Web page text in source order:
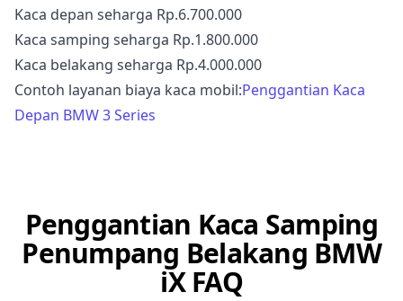
Kaca depan seharga Rp.6.700.000
Kaca samping seharga Rp.1.800.000
Kaca belakang seharga Rp.4.000.000
Contoh layanan biaya kaca mobil:Penggantian Kaca
Depan BMW 3 Series
Penggantian Kaca Samping
Penumpang Belakang BMW
iX FAQ